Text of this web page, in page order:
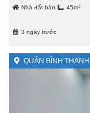
Nhà đất bán 45m2
3 ngày trước
QUẬN BÌNH THẠNH